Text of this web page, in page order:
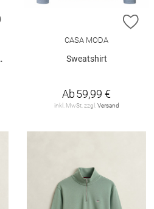
ZUR WUNSCHLISTE HINZUFÜGEN
CASA MODA
Sweatshirt
Ab59,99 €
inkl. MwSt. zzgl. Versand